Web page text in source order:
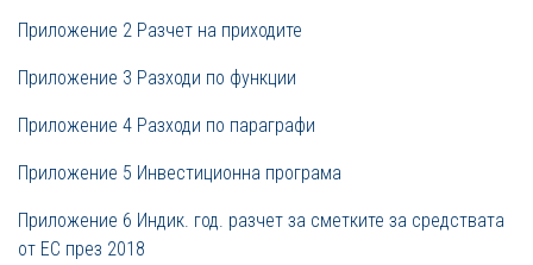
Приложение 2 Разчет на приходите
Приложение 3 Разходи по функции
Приложение 4 Разходи по параграфи
Приложение 5 Инвестиционна програма
Приложение 6 Индик. год. разчет за сметките за средствата
от ЕС през 2018